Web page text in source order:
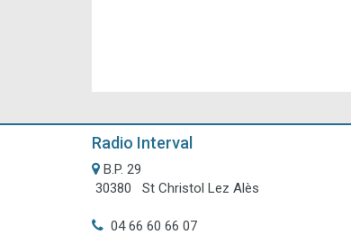
Radio Interval
B.P. 29
30380 St Christol Lez Alès
04 66 60 66 07